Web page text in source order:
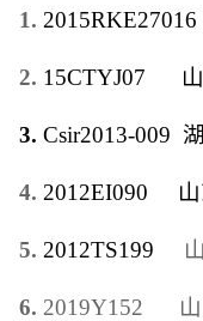
1.
2. 15CTYJ07
3.Csir2013-009
4. 2012EI090 山
5. 2012TS199 山
6. 2019Y152 山